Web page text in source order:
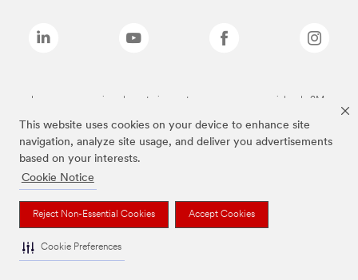
This website uses cookies on your device to enhance site
navigation, analyze site usage, and deliver you advertisements
based on your interests.
Cookie Notice
Reject Non-Essential Cookies Accept Cookies
Cookie Preferences
Las marcas mencionadas anteriormente son marcas comerciales de 3M.